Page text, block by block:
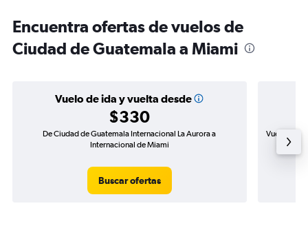
Encuentra ofertas de vuelos de
Ciudad de Guatemala a Miami
Vuelo de ida y vuelta desde
$330
De Ciudad de Guatemala Internacional La Aurora a
Internacional de Miami
Buscar ofertas
Vuelo de